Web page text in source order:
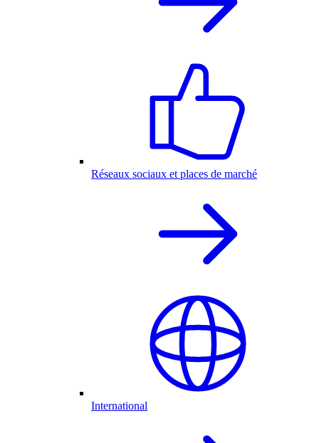
Réseaux sociaux et places de marché
International